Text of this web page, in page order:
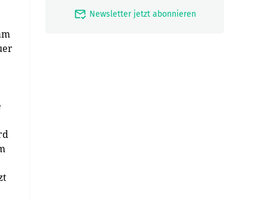
mark_email_read Newsletter jetzt abonnieren